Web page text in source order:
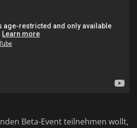
Beta-Event teilnehmen wollt,